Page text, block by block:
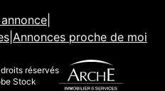
Annonces proche de moi
réservés
Stock